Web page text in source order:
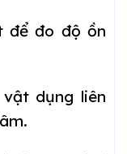
để đo độ ồn
dụng liên